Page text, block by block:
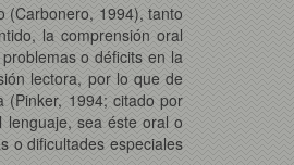
(Carbonero, 1994), tanto
la comprensión oral
o déficits en la
lectora, por lo que de
(Pinker, 1994; citado por
sea éste oral o
o dificultades especiales